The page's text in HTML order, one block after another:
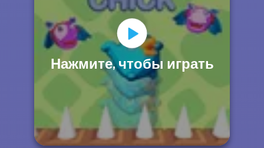
Нажмите, чтобы играть